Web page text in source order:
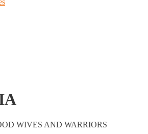
WIVES AND WARRIORS